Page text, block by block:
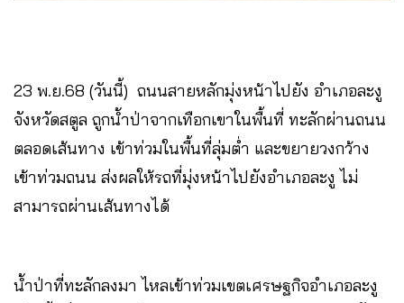
23 พ.ย.68 (วันนี้) ถนนสายหลักมุ่งหน้าไปยัง อำเภอละงู
จังหวัดสตูล ถูกน้ำป่าจากเทือกเขาในพื้นที่ ทะลักผ่านถนน
ตลอดเส้นทาง เข้าท่วมในพื้นที่ลุ่มต่ำ และขยายวงกว้าง
เข้าท่วมถนน ส่งผลให้รถที่มุ่งหน้าไปยังอำเภอละงู ไม่
สามารถผ่านเส้นทางได้
น้ำป่าที่ทะลักลงมา ไหลเข้าท่วมเขตเศรษฐกิจอำเภอละงู